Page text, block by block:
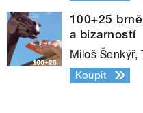
100+25
a bizarností
Miloš Šenkýř,
Koupit